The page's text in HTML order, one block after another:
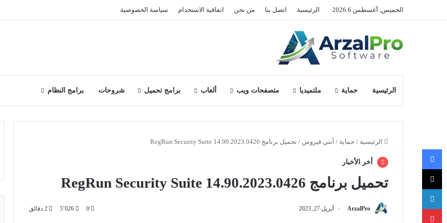
الخميس, أغسطس 6 2026 الرئيسية اتصل بنا من نحن اتفاقية الاستخدام سياسة الخصوصية
الرئيسية حماية ملتميديا متصفحات ويب ألعاب برامج تحميل شروحات
برامج النظام
الرئيسية / حماية / آنتي فيروس / تحميل برنامج RegRun Security Suite 14.90.2023.0426
أخر الأخبار
تحميل برنامج RegRun Security Suite 14.90.2023.0426
ArzalPro أبريل 27, 2023 0 5٬026
فيسبوك
‫X
لينكدإن
بينتيريست